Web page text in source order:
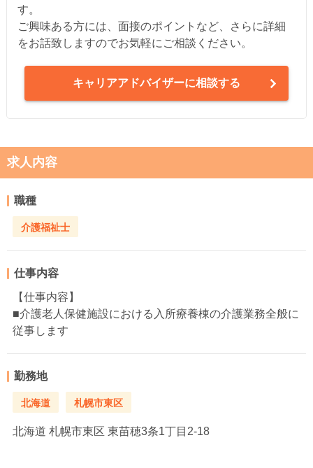
す。
ご興味ある方には、面接のポイントなど、さらに詳細
をお話致しますのでお気軽にご相談ください。
キャリアアドバイザーに相談する
求人内容
職種
介護福祉士
仕事内容
【仕事内容】
■介護老人保健施設における入所療養棟の介護業務全般に
従事します
勤務地
北海道 札幌市東区
北海道 札幌市東区 東苗穂3条1丁目2-18